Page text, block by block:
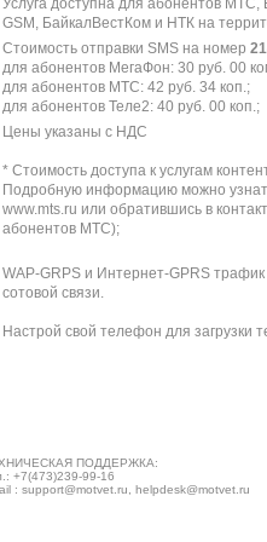
Услуга доступна для абонентов
GSM, БайкалВестКом и НТК на
Стоимость отправки SMS на номер
для абонентов МегаФон: 30 руб. 00
для абонентов МТС: 42 руб. 34 коп.;
для абонентов Теле2: 40 руб. 00 коп.;
Цены указаны с НДС
* Стоимость доступа к услугам
Подробную информацию можно
www.mts.ru или обратившись в
абонентов МТС);
WAP-GRPS и Интернет-GPRS
сотовой связи.
Настрой свой телефон для загрузки
ПОДДЕРЖКА:
+7(473)239-99-16
: support@motvet.ru, helpdesk@motvet.ru